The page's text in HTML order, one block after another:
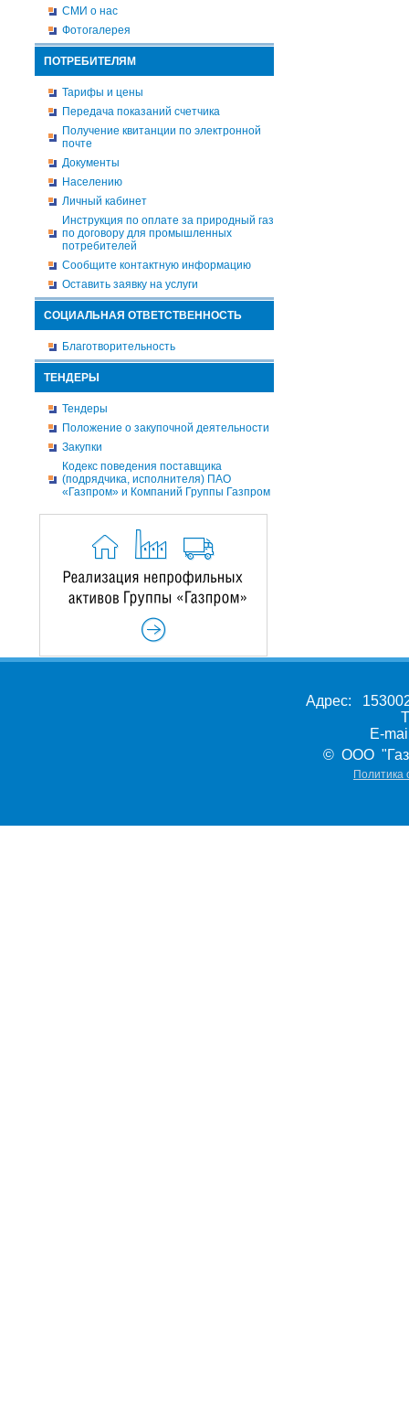
СМИ о нас
Фотогалерея
ПОТРЕБИТЕЛЯМ
Тарифы и цены
Передача показаний счетчика
Получение квитанции по электронной
почте
Документы
Населению
Личный кабинет
Инструкция по оплате за природный газ
по договору для промышленных
потребителей
Сообщите контактную информацию
Оставить заявку на услуги
СОЦИАЛЬНАЯ ОТВЕТСТВЕННОСТЬ
Благотворительность
ТЕНДЕРЫ
Тендеры
Положение о закупочной деятельности
Закупки
Кодекс поведения поставщика
(подрядчика, исполнителя) ПАО
«Газпром» и Компаний Группы Газпром
Адрес:
E-
© ООО
Политика